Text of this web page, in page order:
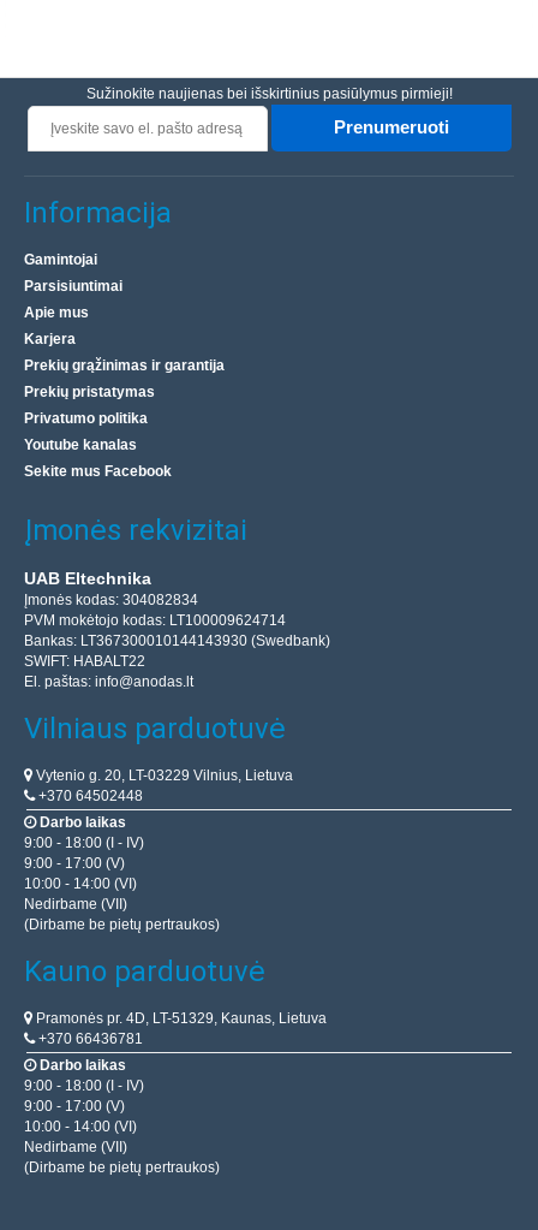
Sužinokite naujienas bei išskirtinius pasiūlymus pirmieji!
Prenumeruoti
Informacija
Gamintojai
Parsisiuntimai
Apie mus
Karjera
Prekių grąžinimas ir garantija
Prekių pristatymas
Privatumo politika
Youtube kanalas
Sekite mus Facebook
Įmonės rekvizitai
UAB Eltechnika
Įmonės kodas: 304082834
PVM mokėtojo kodas: LT100009624714
Bankas: LT367300010144143930 (Swedbank)
SWIFT: HABALT22
El. paštas: info@anodas.lt
Vilniaus parduotuvė
Vytenio g. 20, LT-03229 Vilnius, Lietuva
+370 64502448
Darbo laikas
9:00 - 18:00 (I - IV)
9:00 - 17:00 (V)
10:00 - 14:00 (VI)
Nedirbame (VII)
(Dirbame be pietų pertraukos)
Kauno parduotuvė
Pramonės pr. 4D, LT-51329, Kaunas, Lietuva
+370 66436781
Darbo laikas
9:00 - 18:00 (I - IV)
9:00 - 17:00 (V)
10:00 - 14:00 (VI)
Nedirbame (VII)
(Dirbame be pietų pertraukos)